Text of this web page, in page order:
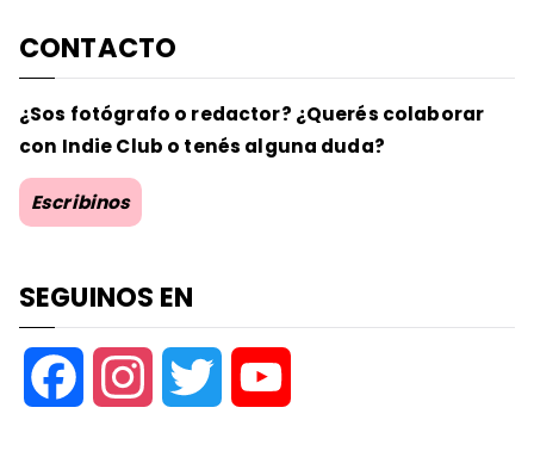
CONTACTO
¿Sos fotógrafo o redactor? ¿Querés colaborar
con Indie Club o tenés alguna duda?
Escribinos
SEGUINOS EN